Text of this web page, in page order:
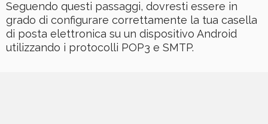
Seguendo questi passaggi, dovresti essere in
grado di configurare correttamente la tua casella
di posta elettronica su un dispositivo Android
utilizzando i protocolli POP3 e SMTP.